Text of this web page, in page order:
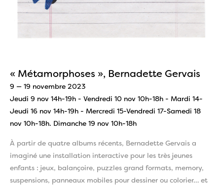
« Métamorphoses », Bernadette Gervais
9 — 19 novembre 2023
Jeudi 9 nov 14h-19h - Vendredi 10 nov 10h-18h - Mardi 14-
Jeudi 16 nov 14h-19h - Mercredi 15-Vendredi 17-Samedi 18
nov 10h-18h. Dimanche 19 nov 10h-18h
À partir de quatre albums récents, Bernadette Gervais a
imaginé une installation interactive pour les très jeunes
enfants : jeux, balançoire, puzzles grand formats, memory,
suspensions, panneaux mobiles pour dessiner ou colorier… et